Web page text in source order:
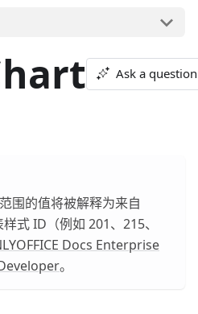
Ask a question
范围的值将被解释为来自
式 ID（例如 201、215、
Docs Enterprise
。